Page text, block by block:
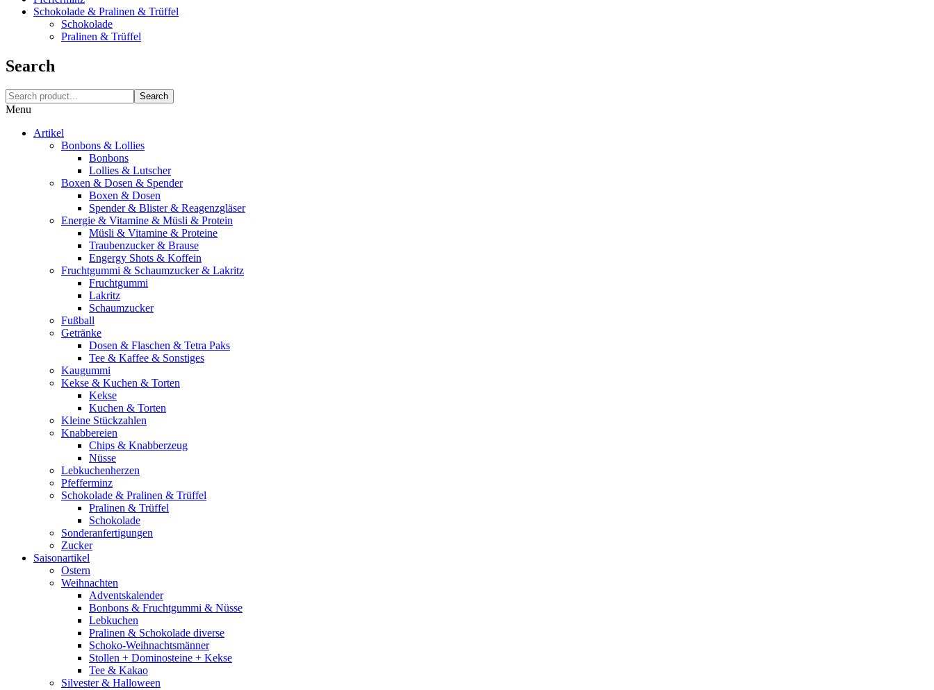
Schokolade & Pralinen & Trüffel
Schokolade
Pralinen & Trüffel
Search
Search
Menu
Artikel
Bonbons & Lollies
Bonbons
Lollies & Lutscher
Boxen & Dosen & Spender
Boxen & Dosen
Spender & Blister & Reagenzgläser
Energie & Vitamine & Müsli & Protein
Müsli & Vitamine & Proteine
Traubenzucker & Brause
Engergy Shots & Koffein
Fruchtgummi & Schaumzucker & Lakritz
Fruchtgummi
Lakritz
Schaumzucker
Fußball
Getränke
Dosen & Flaschen & Tetra Paks
Tee & Kaffee & Sonstiges
Kaugummi
Kekse & Kuchen & Torten
Kekse
Kuchen & Torten
Kleine Stückzahlen
Knabbereien
Chips & Knabberzeug
Nüsse
Lebkuchenherzen
Pfefferminz
Schokolade & Pralinen & Trüffel
Pralinen & Trüffel
Schokolade
Sonderanfertigungen
Zucker
Saisonartikel
Ostern
Weihnachten
Adventskalender
Bonbons & Fruchtgummi & Nüsse
Lebkuchen
Pralinen & Schokolade diverse
Schoko-Weihnachtsmänner
Stollen + Dominosteine + Kekse
Tee & Kakao
Silvester & Halloween